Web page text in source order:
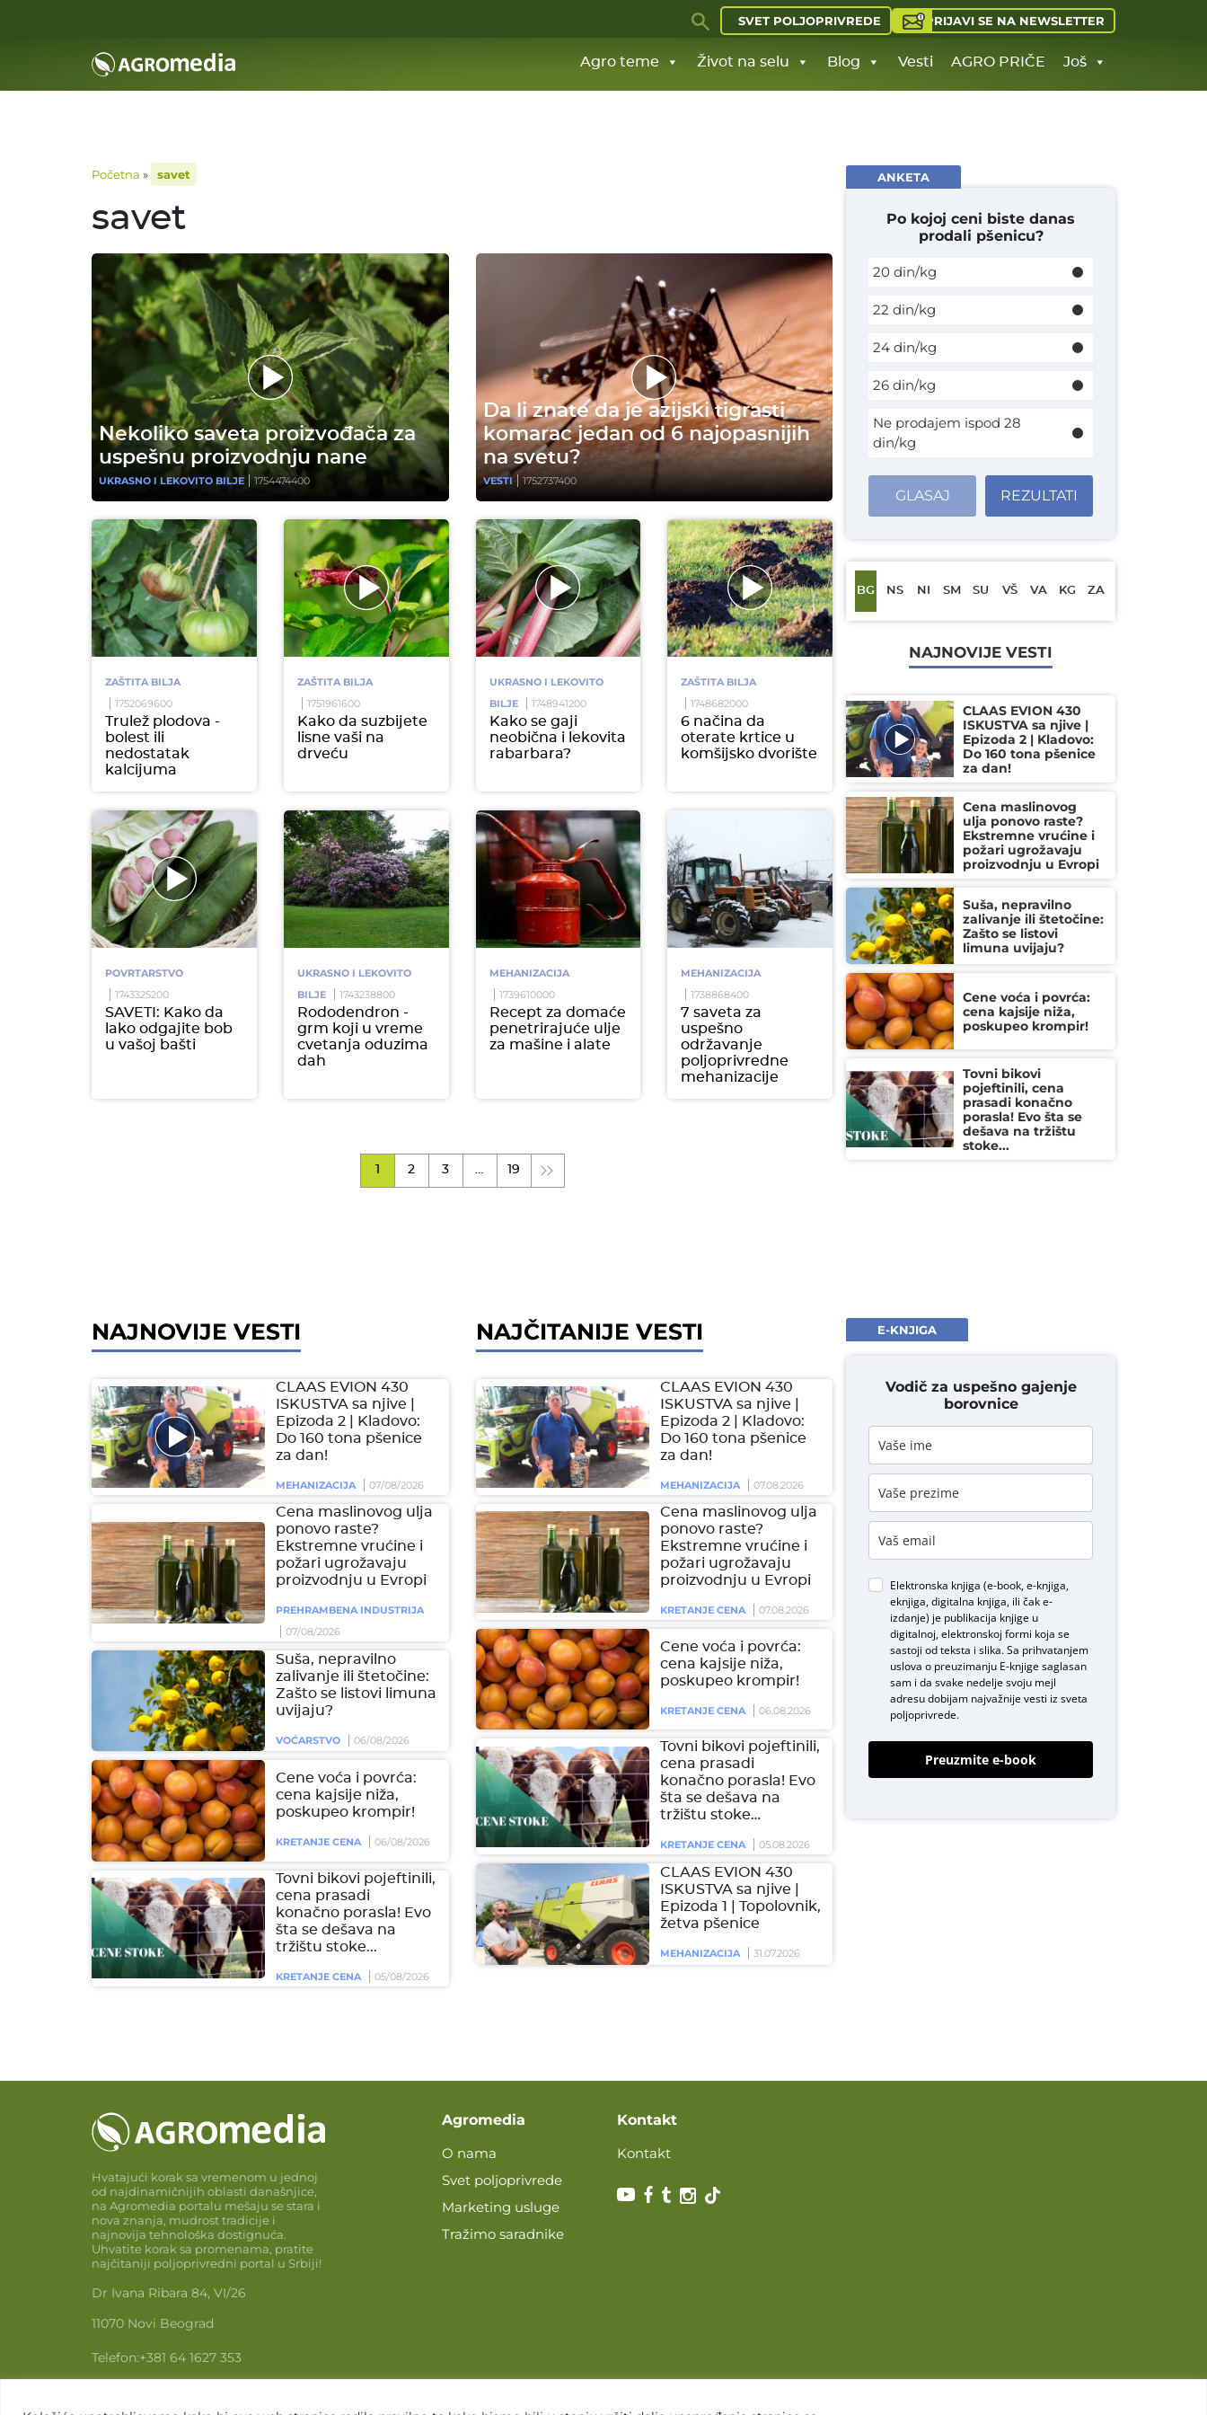
SVET POLJOPRIVREDE PRIJAVI SE NA NEWSLETTER
Agro teme Život na selu Blog Vesti AGRO PRIČE Još
Početna » savet
savet
Nekoliko saveta proizvođača za
uspešnu proizvodnju nane
UKRASNO I LEKOVITO BILJE 1754474400
Da li znate da je azijski tigrasti
komarac jedan od 6 najopasnijih
na svetu?
VESTI 1752737400
ZAŠTITA BILJA
1752069600
Trulež plodova -
bolest ili
nedostatak
kalcijuma
ZAŠTITA BILJA
1751961600
Kako da suzbijete
lisne vaši na
drveću
UKRASNO I LEKOVITO
BILJE
1748941200
Kako se gaji
neobična i lekovita
rabarbara?
ZAŠTITA BILJA
1748682000
6 načina da
oterate krtice u
komšijsko dvorište
POVRTARSTVO
1743325200
SAVETI: Kako da
lako odgajite bob
u vašoj bašti
UKRASNO I LEKOVITO
BILJE
1743238800
Rododendron -
grm koji u vreme
cvetanja oduzima
dah
MEHANIZACIJA
1739610000
Recept za domaće
penetrirajuće ulje
za mašine i alate
MEHANIZACIJA
1738868400
7 saveta za
uspešno
održavanje
poljoprivredne
mehanizacije
2 3 … 19
ANKETA
Po kojoj ceni biste danas
prodali pšenicu?
20 din/kg
22 din/kg
24 din/kg
26 din/kg
Ne prodajem ispod 28
din/kg
GLASAJ REZULTATI
BG NS NI SM SU VŠ VA KG ZA
NAJNOVIJE VESTI
CLAAS EVION 430
ISKUSTVA sa njive |
Epizoda 2 | Kladovo:
Do 160 tona pšenice
za dan!
Cena maslinovog
ulja ponovo raste?
Ekstremne vrućine i
požari ugrožavaju
proizvodnju u Evropi
Suša, nepravilno
zalivanje ili štetočine:
Zašto se listovi
limuna uvijaju?
Cene voća i povrća:
cena kajsije niža,
poskupeo krompir!
Tovni bikovi
pojeftinili, cena
prasadi konačno
porasla! Evo šta se
dešava na tržištu
stoke...
NAJNOVIJE VESTI
CLAAS EVION 430
ISKUSTVA sa njive |
Epizoda 2 | Kladovo:
Do 160 tona pšenice
za dan!
MEHANIZACIJA 07/08/2026
Cena maslinovog ulja
ponovo raste?
Ekstremne vrućine i
požari ugrožavaju
proizvodnju u Evropi
PREHRAMBENA INDUSTRIJA
07/08/2026
Suša, nepravilno
zalivanje ili štetočine:
Zašto se listovi limuna
uvijaju?
VOĆARSTVO 06/08/2026
Cene voća i povrća:
cena kajsije niža,
poskupeo krompir!
KRETANJE CENA 06/08/2026
Tovni bikovi pojeftinili,
cena prasadi
konačno porasla! Evo
šta se dešava na
tržištu stoke...
KRETANJE CENA 05/08/2026
NAJČITANIJE VESTI
CLAAS EVION 430
ISKUSTVA sa njive |
Epizoda 2 | Kladovo:
Do 160 tona pšenice
za dan!
MEHANIZACIJA 07.08.2026
Cena maslinovog ulja
ponovo raste?
Ekstremne vrućine i
požari ugrožavaju
proizvodnju u Evropi
KRETANJE CENA 07.08.2026
Cene voća i povrća:
cena kajsije niža,
poskupeo krompir!
KRETANJE CENA 06.08.2026
Tovni bikovi pojeftinili,
cena prasadi
konačno porasla! Evo
šta se dešava na
tržištu stoke…
KRETANJE CENA 05.08.2026
CLAAS EVION 430
ISKUSTVA sa njive |
Epizoda 1 | Topolovnik,
žetva pšenice
MEHANIZACIJA 31.07.2026
E-KNJIGA
Vodič za uspešno gajenje
borovnice
Elektronska knjiga (e-book, e-knjiga,
eknjiga, digitalna knjiga, ili čak e-
izdanje) je publikacija knjige u
digitalnoj, elektronskoj formi koja se
sastoji od teksta i slika. Sa prihvatanjem
uslova o preuzimanju E-knjigesaglasan
sam i da svake nedelje svoju mejl
adresu dobijam najvažnije vesti iz sveta
poljoprivrede.
Preuzmite e-book
Hvatajući korak sa vremenom u jednoj
od najdinamičnijih oblasti današnjice,
na Agromedia portalu mešaju se stara i
nova znanja, mudrost tradicije i
najnovija tehnološka dostignuća.
Uhvatite korak sa promenama, pratite
najčitaniji poljoprivredni portal u Srbiji!
Dr Ivana Ribara 84, VI/26
11070 Novi Beograd
Telefon:+381 64 1627 353
Agromedia
O nama
Svet poljoprivrede
Marketing usluge
Tražimo saradnike
Kontakt
Kontakt